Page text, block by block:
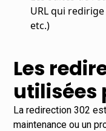
URL qui
etc.)
Les
utilisées
La redirection 302
maintenance ou un